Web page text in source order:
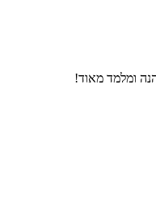
ומלמד מאוד!